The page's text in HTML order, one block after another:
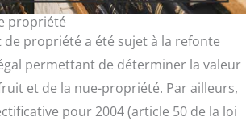
propriété
propriété a été sujet à la refonte
permettant de déterminer la valeur
et de la nue-propriété. Par ailleurs,
pour 2004 (article 50 de la loi